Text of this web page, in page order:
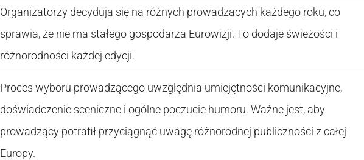
Organizatorzy decydują się na różnych prowadzących każdego roku, co
sprawia, że nie ma stałego gospodarza Eurowizji. To dodaje świeżości i
różnorodności każdej edycji.
Proces wyboru prowadzącego uwzględnia umiejętności komunikacyjne,
doświadczenie sceniczne i ogólne poczucie humoru. Ważne jest, aby
prowadzący potrafił przyciągnąć uwagę różnorodnej publiczności z całej
Europy.